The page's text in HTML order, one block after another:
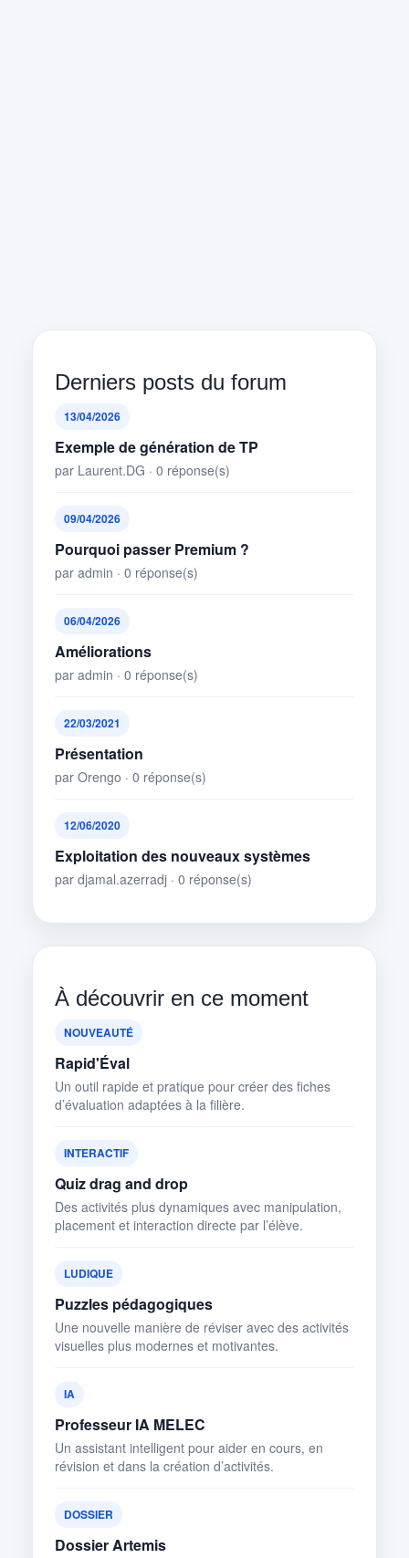
Derniers posts du forum
13/04/2026
Exemple de génération de TP
par Laurent.DG · 0 réponse(s)
09/04/2026
Pourquoi passer Premium ?
par admin · 0 réponse(s)
06/04/2026
Améliorations
par admin · 0 réponse(s)
22/03/2021
Présentation
par Orengo · 0 réponse(s)
12/06/2020
Exploitation des nouveaux systèmes
par djamal.azerradj · 0 réponse(s)
À découvrir en ce moment
NOUVEAUTÉ
Rapid'Éval
Un outil rapide et pratique pour créer des fiches
d’évaluation adaptées à la filière.
INTERACTIF
Quiz drag and drop
Des activités plus dynamiques avec manipulation,
placement et interaction directe par l’élève.
LUDIQUE
Puzzles pédagogiques
Une nouvelle manière de réviser avec des activités
visuelles plus modernes et motivantes.
IA
Professeur IA MELEC
Un assistant intelligent pour aider en cours, en
révision et dans la création d’activités.
DOSSIER
Dossier Artemis